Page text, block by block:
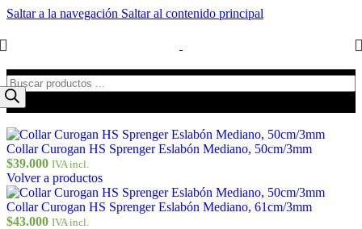
Saltar a la navegación Saltar al contenido principal
Collar Curogan HS Sprenger Eslabón Mediano, 50cm/3mm
$39.000 IVA incl.
Volver a productos
Collar Curogan HS Sprenger Eslabón Mediano, 61cm/3mm
$43.000 IVA incl.